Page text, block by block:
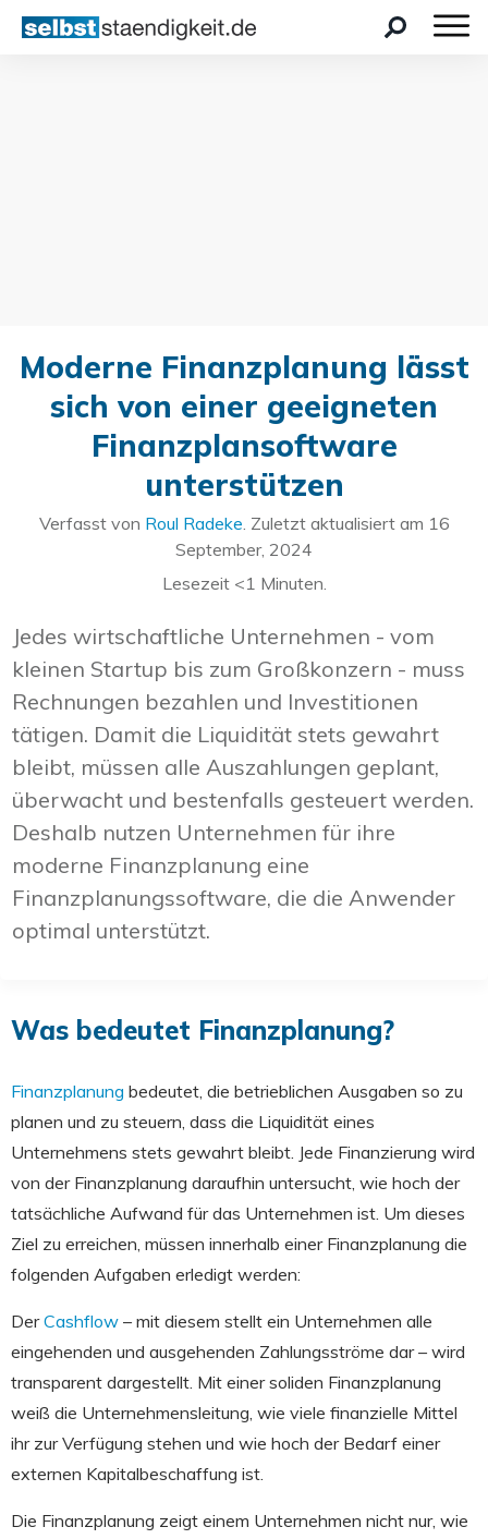
Moderne Finanzplanung lässt
sich von einer geeigneten
Finanzplansoftware
unterstützen
Verfasst von Roul Radeke. Zuletzt aktualisiert am 16
September, 2024
Lesezeit <1 Minuten.
Jedes wirtschaftliche Unternehmen - vom
kleinen Startup bis zum Großkonzern - muss
Rechnungen bezahlen und Investitionen
tätigen. Damit die Liquidität stets gewahrt
bleibt, müssen alle Auszahlungen geplant,
überwacht und bestenfalls gesteuert werden.
Deshalb nutzen Unternehmen für ihre
moderne Finanzplanung eine
Finanzplanungssoftware, die die Anwender
optimal unterstützt.
Was bedeutet Finanzplanung?
Finanzplanung bedeutet, die betrieblichen Ausgaben so zu
planen und zu steuern, dass die Liquidität eines
Unternehmens stets gewahrt bleibt. Jede Finanzierung wird
von der Finanzplanung daraufhin untersucht, wie hoch der
tatsächliche Aufwand für das Unternehmen ist. Um dieses
Ziel zu erreichen, müssen innerhalb einer Finanzplanung die
folgenden Aufgaben erledigt werden:
DerCashflow – mit diesem stellt ein Unternehmen alle
eingehenden und ausgehenden Zahlungsströme dar – wird
transparent dargestellt. Mit einer soliden Finanzplanung
weiß die Unternehmensleitung, wie viele finanzielle Mittel
ihr zur Verfügung stehen und wie hoch der Bedarf einer
externen Kapitalbeschaffung ist.
Die Finanzplanung zeigt einem Unternehmen nicht nur, wie